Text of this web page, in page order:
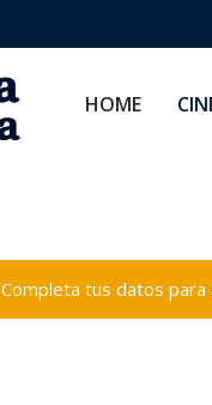
HOME
Completa tus datos para